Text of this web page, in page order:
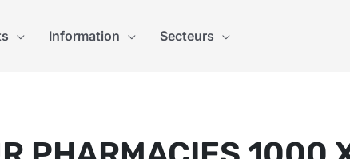
Information Secteurs